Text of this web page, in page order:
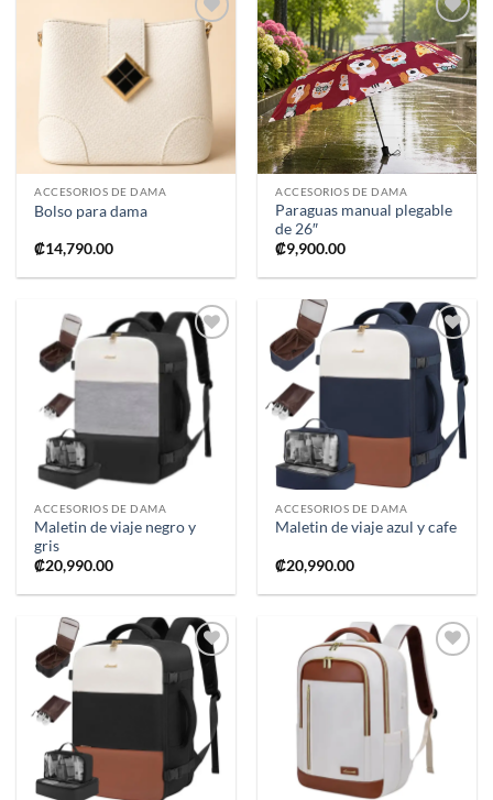
Añadir
a la
lista de
deseos
ACCESORIOS DE DAMA
Bolso para dama
₡14,790.00
Añadir
a la
lista de
deseos
ACCESORIOS DE DAMA
Paraguas manual plegable
de 26″
₡9,900.00
Añadir
a la
lista de
deseos
ACCESORIOS DE DAMA
Maletin de viaje negro y
gris
₡20,990.00
Añadir
a la
lista de
deseos
ACCESORIOS DE DAMA
Maletin de viaje azul y cafe
₡20,990.00
Añadir
a la
lista de
deseos
Añadir
lista de
deseos